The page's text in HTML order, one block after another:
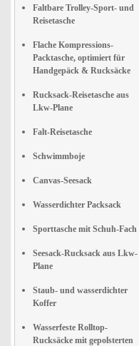
Faltbare Trolley-Sport- und
Reisetasche
Flache Kompressions-
Packtasche, optimiert für
Handgepäck & Rucksäcke
Rucksack-Reisetasche aus
Lkw-Plane
Falt-Reisetasche
Schwimmboje
Canvas-Seesack
Wasserdichter Packsack
Sporttasche mit Schuh-Fach
Seesack-Rucksack aus Lkw-
Plane
Staub- und wasserdichter
Koffer
Wasserfeste Rolltop-
Rucksäcke mit gepolsterten